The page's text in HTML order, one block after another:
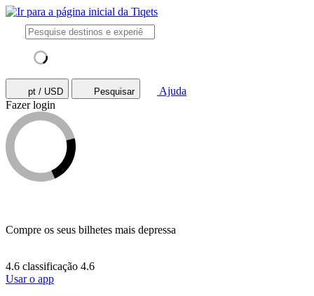
pt / USD Pesquisar
Ajuda
Fazer login
Compre os seus bilhetes mais depressa
4.6 classificação 4.6
Usar o app